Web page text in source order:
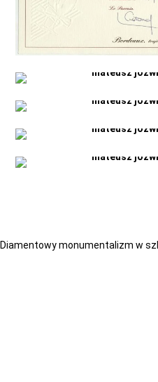
Diamentowy monumentalizm w